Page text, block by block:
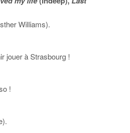
Williams).
jouer à Strasbourg !
!